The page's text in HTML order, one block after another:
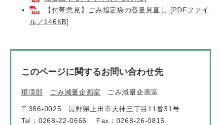
【付帯意見】ごみ指定袋の容量見直し [PDFファイ
ル／146KB]
このページに関するお問い合わせ先
環境部 ごみ減量企画室 ごみ減量企画室
〒386-0025
長野県上田市天神三丁目11番31号
Tel：0268-22-0666
Fax：0268-26-0815